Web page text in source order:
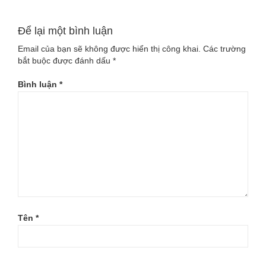
Để lại một bình luận
Email của bạn sẽ không được hiển thị công khai. Các trường
bắt buộc được đánh dấu *
Bình luận *
Tên *